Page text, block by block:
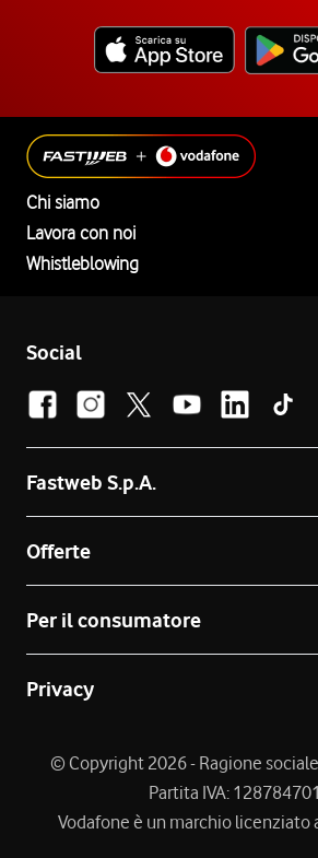
Chi siamo
Lavora con noi
Whistleblowing
Social
Fastweb S.p.A.
Offerte
Per il consumatore
Privacy
© Copyright 2026 - Ragione
Partita IVA:
Vodafone è un marchio licenziato